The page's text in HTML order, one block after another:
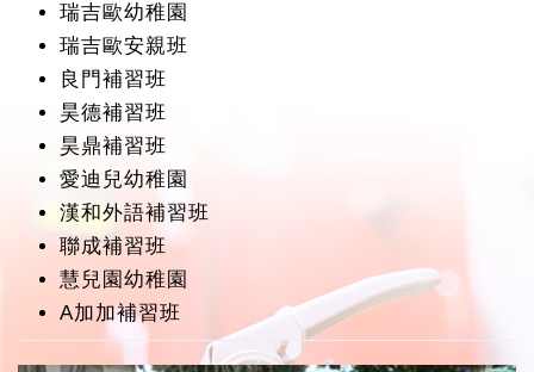
瑞吉歐幼稚園
瑞吉歐安親班
良門補習班
昊德補習班
昊鼎補習班
愛迪兒幼稚園
漢和外語補習班
聯成補習班
慧兒園幼稚園
A加加補習班